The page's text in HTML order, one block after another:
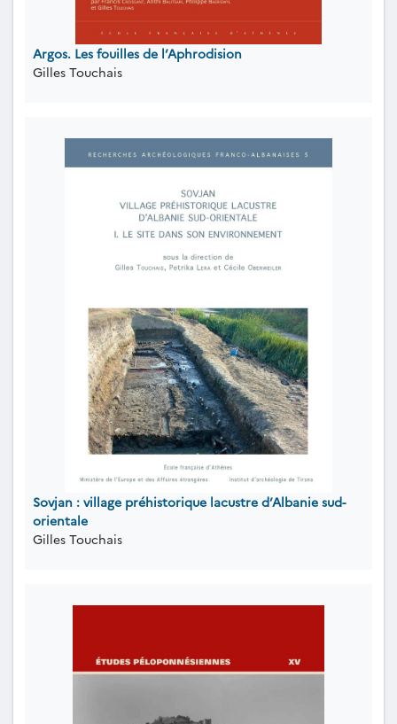
Argos. Les fouilles de l’Aphrodision
Gilles Touchais
Sovjan : village préhistorique lacustre d’Albanie sud-
orientale
Gilles Touchais